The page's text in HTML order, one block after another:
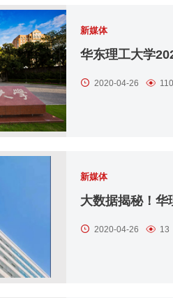
新媒体
2020-04-26
新媒体
大数据揭秘！华
2020-04-26 13